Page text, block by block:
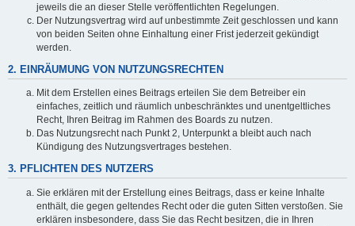
jeweils die an dieser Stelle veröffentlichten Regelungen.
Der Nutzungsvertrag wird auf unbestimmte Zeit geschlossen und kann
von beiden Seiten ohne Einhaltung einer Frist jederzeit gekündigt
werden.
2. EINRÄUMUNG VON NUTZUNGSRECHTEN
Mit dem Erstellen eines Beitrags erteilen Sie dem Betreiber ein
einfaches, zeitlich und räumlich unbeschränktes und unentgeltliches
Recht, Ihren Beitrag im Rahmen des Boards zu nutzen.
Das Nutzungsrecht nach Punkt 2, Unterpunkt a bleibt auch nach
Kündigung des Nutzungsvertrages bestehen.
3. PFLICHTEN DES NUTZERS
Sie erklären mit der Erstellung eines Beitrags, dass er keine Inhalte
enthält, die gegen geltendes Recht oder die guten Sitten verstoßen. Sie
erklären insbesondere, dass Sie das Recht besitzen, die in Ihren